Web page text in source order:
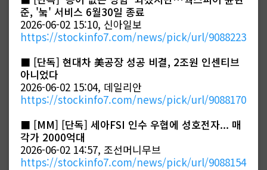
준, '눜' 서비스 6월30일 종료
2026-06-02 15:10, 신아일보
https://stockinfo7.com/news/pick/url/9088223
■ [단독] 현대차 美공장 성공 비결, 2조원 인센티브
아니었다
2026-06-02 15:04, 데일리안
https://stockinfo7.com/news/pick/url/9088170
■ [MM] [단독] 세아FSI 인수 우협에 성호전자... 매
각가 2000억대
2026-06-02 14:57, 조선머니무브
https://stockinfo7.com/news/pick/url/9088154